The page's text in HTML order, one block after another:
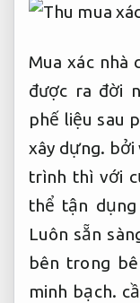
Mua xác nhà
được ra đời
phế liệu sau
xây dựng. bởi
trình thì với
thể tận
Luôn sẵn
bên trong
minh bạch.